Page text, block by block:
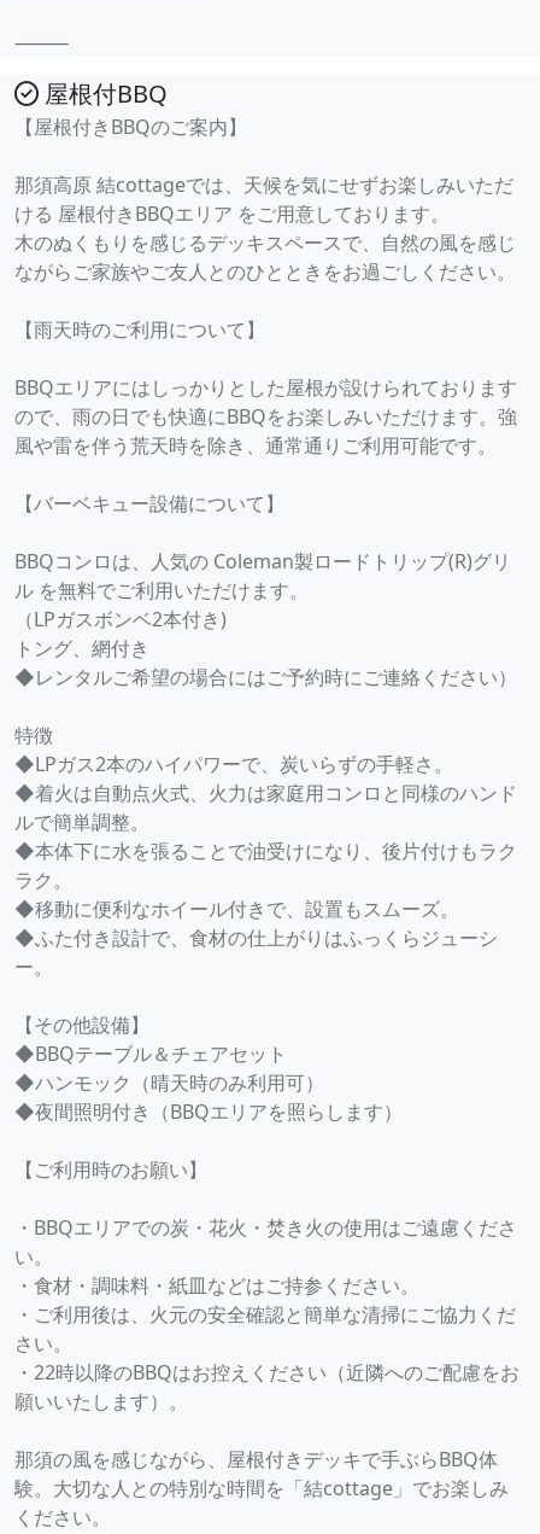
⸻
屋根付BBQ
【屋根付きBBQのご案内】
那須高原 結cottageでは、天候を気にせずお楽しみいただ
ける 屋根付きBBQエリア をご用意しております。
木のぬくもりを感じるデッキスペースで、自然の風を感じ
ながらご家族やご友人とのひとときをお過ごしください。
【雨天時のご利用について】
BBQエリアにはしっかりとした屋根が設けられております
ので、雨の日でも快適にBBQをお楽しみいただけます。強
風や雷を伴う荒天時を除き、通常通りご利用可能です。
【バーベキュー設備について】
BBQコンロは、人気の Coleman製ロードトリップ(R)グリ
ル を無料でご利用いただけます。
（LPガスボンベ2本付き)
トング、網付き
◆レンタルご希望の場合にはご予約時にご連絡ください）
特徴
◆LPガス2本のハイパワーで、炭いらずの手軽さ。
◆着火は自動点火式、火力は家庭用コンロと同様のハンド
ルで簡単調整。
◆本体下に水を張ることで油受けになり、後片付けもラク
ラク。
◆移動に便利なホイール付きで、設置もスムーズ。
◆ふた付き設計で、食材の仕上がりはふっくらジューシ
ー。
【その他設備】
◆BBQテーブル＆チェアセット
◆ハンモック（晴天時のみ利用可）
◆夜間照明付き（BBQエリアを照らします）
【ご利用時のお願い】
・BBQエリアでの炭・花火・焚き火の使用はご遠慮くださ
い。
・食材・調味料・紙皿などはご持参ください。
・ご利用後は、火元の安全確認と簡単な清掃にご協力くだ
さい。
・22時以降のBBQはお控えください（近隣へのご配慮をお
願いいたします）。
那須の風を感じながら、屋根付きデッキで手ぶらBBQ体
験。大切な人との特別な時間を「結cottage」でお楽しみ
ください。